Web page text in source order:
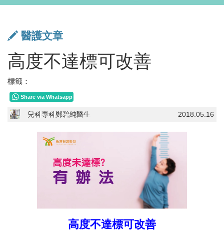
醫護文章
高度不達標可改善
標籤：
Share via Whatsapp
2018.05.16
兒科專科鄭碧純醫生
高度不達標可改善